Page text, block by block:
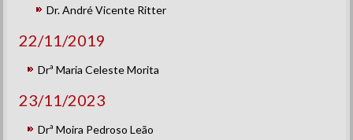
Dr. André Vicente Ritter
22/11/2019
Drª Maria Celeste Morita
23/11/2023
Drª Moira Pedroso Leão